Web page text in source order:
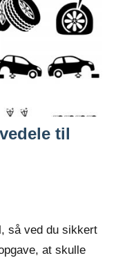
til
så ved du sikkert
at skulle